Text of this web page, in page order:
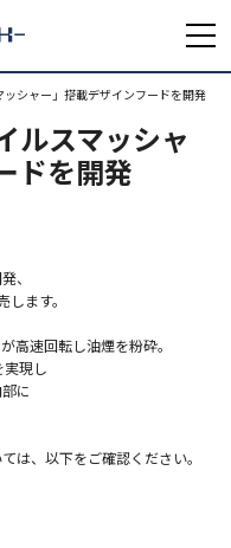
シャー」搭載デザインフードを開発
ルスマッシャ
ドを開発
、
ます。
高速回転し油煙を粉砕。
実現し
に
は、以下をご確認ください。